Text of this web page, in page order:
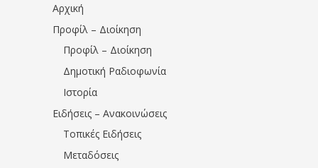
Αρχική
Προφίλ – Διοίκηση
Προφίλ – Διοίκηση
Δημοτική Ραδιοφωνία
Ιστορία
Ειδήσεις – Ανακοινώσεις
Τοπικές Ειδήσεις
Μεταδόσεις